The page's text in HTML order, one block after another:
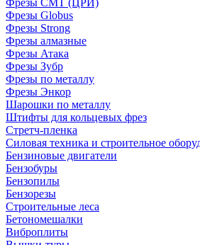
Фрезы CMT (ЦРИ)
Фрезы Globus
Фрезы Strong
Фрезы алмазные
Фрезы Атака
Фрезы Зубр
Фрезы по металлу
Фрезы Энкор
Шарошки по металлу
Штифты для кольцевых фрез
Стретч-пленка
Силовая техника и строительное
Бензиновые двигатели
Бензобуры
Бензопилы
Бензорезы
Строительные леса
Бетономешалки
Виброплиты